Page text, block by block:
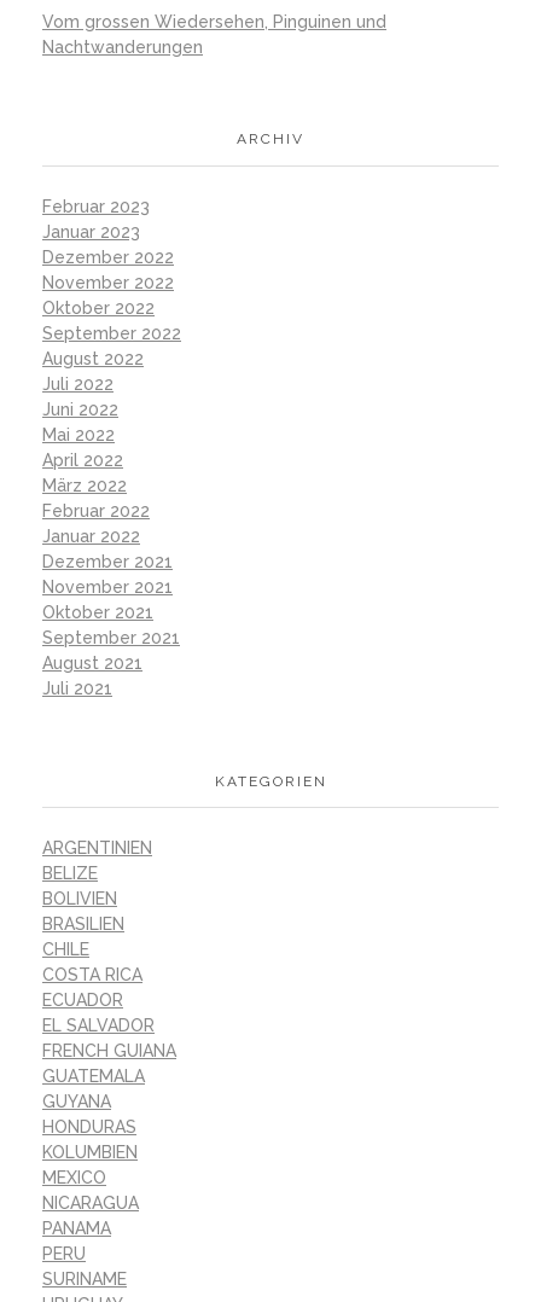
Vom grossen Wiedersehen, Pinguinen und
Nachtwanderungen
ARCHIV
Februar 2023
Januar 2023
Dezember 2022
November 2022
Oktober 2022
September 2022
August 2022
Juli 2022
Juni 2022
Mai 2022
April 2022
März 2022
Februar 2022
Januar 2022
Dezember 2021
November 2021
Oktober 2021
September 2021
August 2021
Juli 2021
KATEGORIEN
ARGENTINIEN
BELIZE
BOLIVIEN
BRASILIEN
CHILE
COSTA RICA
ECUADOR
EL SALVADOR
FRENCH GUIANA
GUATEMALA
GUYANA
HONDURAS
KOLUMBIEN
MEXICO
NICARAGUA
PANAMA
PERU
SURINAME